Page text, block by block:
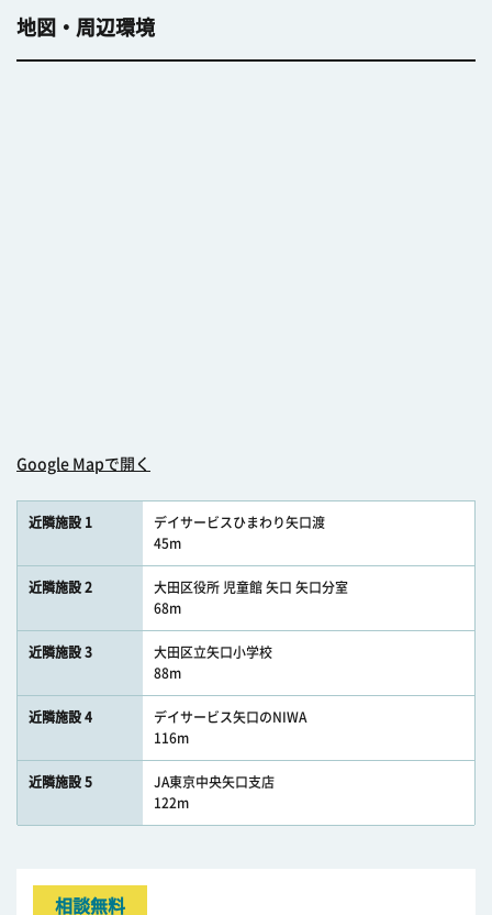
地図・周辺環境
Google Mapで開く
近隣施設 1
デイサービスひまわり矢口渡
45m
近隣施設 2
大田区役所 児童館 矢口 矢口分室
68m
近隣施設 3
大田区立矢口小学校
88m
近隣施設 4
デイサービス矢口のNIWA
116m
近隣施設 5
JA東京中央矢口支店
122m
相談無料